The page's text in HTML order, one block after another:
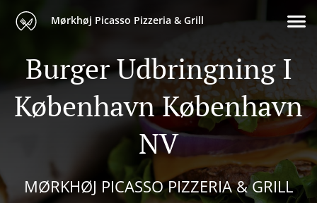
Mørkhøj Picasso Pizzeria & Grill
Burger Udbringning I
København København
NV
MØRKHØJ PICASSO PIZZERIA & GRILL